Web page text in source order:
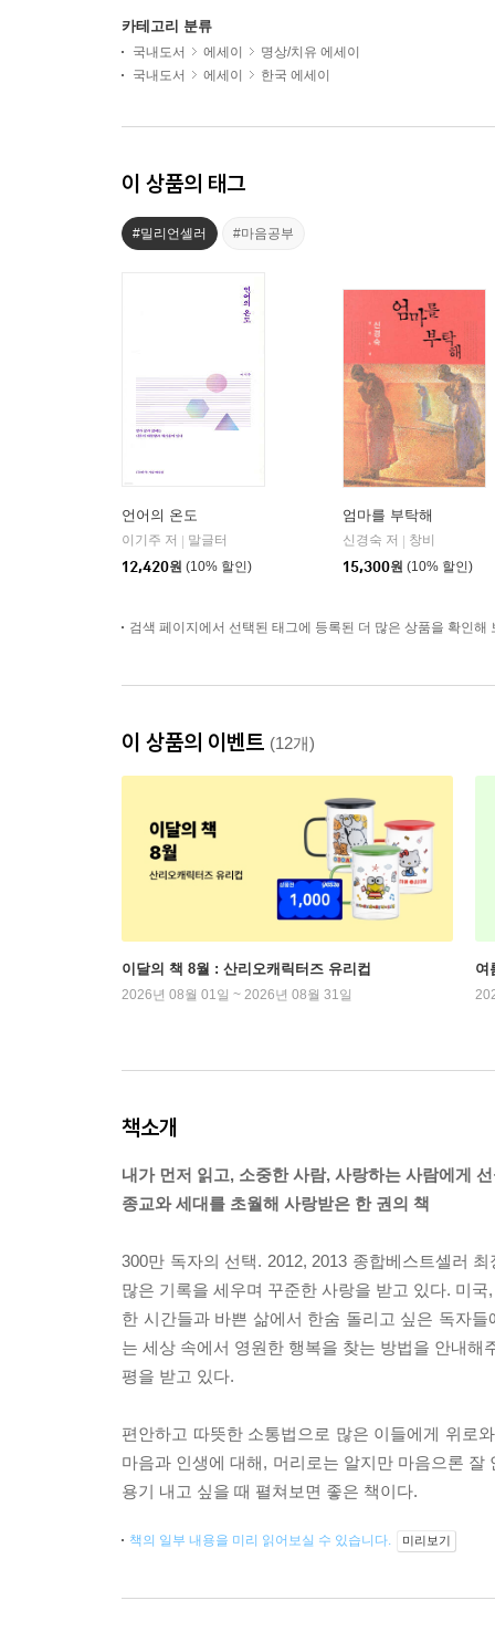
카테고리 분류
국내도서 에세이
명상/치유 에세이
국내도서
에세이 한국 에세이
이 상품의 태그
#밀리언셀러 #마음공부
언어의 온도
이기주 저
말글터
12,420원 (10% 할인)
엄마를 부탁해
신경숙 저
창비
15,300원 (10% 할인)
검색 페이지에서 선택된 태그에 등록된 더 많은 상품을 확인해
이 상품의 이벤트 (12개)
이달의 책 8월 : 산리오캐릭터즈 유리컵
2026년 08월 01일 ~ 2026년 08월 31일
여
책소개
내가 먼저 읽고, 소중한 사람, 사랑하는 사람에게
종교와 세대를 초월해 사랑받은 한 권의 책
300만 독자의 선택. 2012, 2013 종합베스트셀러
많은 기록을 세우며 꾸준한 사랑을 받고 있다. 미
한 시간들과 바쁜 삶에서 한숨 돌리고 싶은 독자
는 세상 속에서 영원한 행복을 찾는 방법을 안내해
평을 받고 있다.
편안하고 따뜻한 소통법으로 많은 이들에게 위로
마음과 인생에 대해, 머리로는 알지만 마음으론
용기 내고 싶을 때 펼쳐보면 좋은 책이다.
책의 일부 내용을 미리 읽어보실 수 있습니다. 미리보기